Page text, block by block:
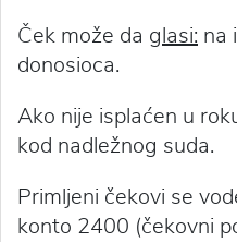
Ček može da glasi: na
donosioca.
Ako nije isplaćen u
kod nadležnog suda.
Primljeni čekovi se
konto 2400 (čekovni